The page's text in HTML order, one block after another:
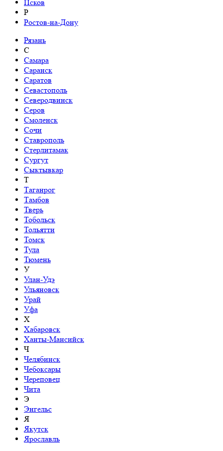
Псков
Р
Ростов-на-Дону
Рязань
С
Самара
Саранск
Саратов
Севастополь
Северодвинск
Серов
Смоленск
Сочи
Ставрополь
Стерлитамак
Сургут
Сыктывкар
Т
Таганрог
Тамбов
Тверь
Тобольск
Тольятти
Томск
Тула
Тюмень
У
Улан-Удэ
Ульяновск
Урай
Уфа
Х
Хабаровск
Ханты-Мансийск
Ч
Челябинск
Чебоксары
Череповец
Чита
Э
Энгельс
Я
Якутск
Ярославль